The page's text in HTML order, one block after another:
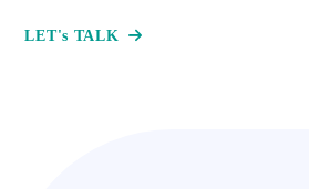
LET's TALK